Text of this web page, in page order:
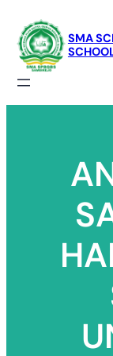
content
SMA